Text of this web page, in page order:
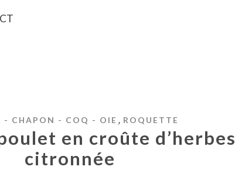
- CHAPON - COQ - OIE , ROQUETTE
en croûte d’herbes
citronnée